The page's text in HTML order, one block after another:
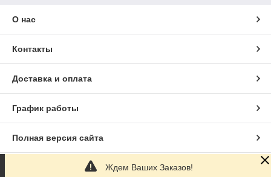
О нас
Контакты
Доставка и оплата
График работы
Полная версия сайта
Сайт создан на маркетплейсеSatu.kz
Ждем Ваших Заказов!